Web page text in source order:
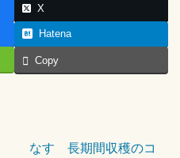
X
Hatena
Copy
なす 長期間収穫のコ